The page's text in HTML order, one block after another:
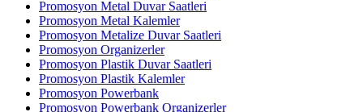
Promosyon Metal Duvar Saatleri
Promosyon Metal Kalemler
Promosyon Metalize Duvar Saatleri
Promosyon Organizerler
Promosyon Plastik Duvar Saatleri
Promosyon Plastik Kalemler
Promosyon Powerbank
Promosyon Powerbank Organizerler